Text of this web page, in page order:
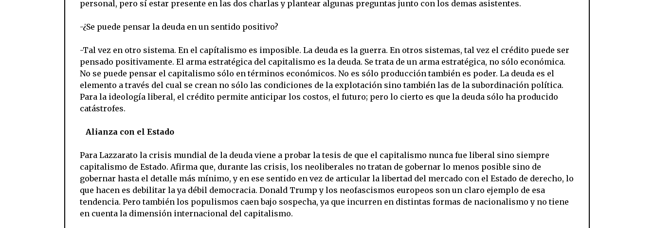
personal, pero sí estar presente en las dos charlas y plantear algunas preguntas junto con los demas asistentes.
-¿Se puede pensar la deuda en un sentido positivo?
-Tal vez en otro sistema. En el capítalismo es imposible. La deuda es la guerra. En otros sistemas, tal vez el crédito puede ser
pensado positivamente. El arma estratégica del capitalismo es la deuda. Se trata de un arma estratégica, no sólo económica.
No se puede pensar el capitalismo sólo en términos económicos. No es sólo producción también es poder. La deuda es el
elemento a través del cual se crean no sólo las condiciones de la explotación sino también las de la subordinación política.
Para la ideología liberal, el crédito permite anticipar los costos, el futuro; pero lo cierto es que la deuda sólo ha producido
catástrofes.
Alianza con el Estado
Para Lazzarato la crisis mundial de la deuda viene a probar la tesis de que el capitalismo nunca fue liberal sino siempre
capitalismo de Estado. Afirma que, durante las crisis, los neoliberales no tratan de gobernar lo menos posible sino de
gobernar hasta el detalle más mínimo, y en ese sentido en vez de articular la libertad del mercado con el Estado de derecho, lo
que hacen es debilitar la ya débil democracia. Donald Trump y los neofascismos europeos son un claro ejemplo de esa
tendencia. Pero también los populismos caen bajo sospecha, ya que incurren en distintas formas de nacionalismo y no tiene
en cuenta la dimensión internacional del capitalismo.